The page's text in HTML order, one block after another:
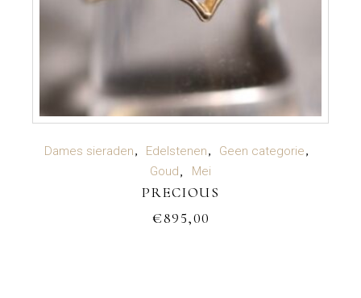
TOEVOEGEN AAN WINKELWAGEN
Dames sieraden Edelstenen
Geen categorie
Goud
Mei
PRECIOUS
€895,00